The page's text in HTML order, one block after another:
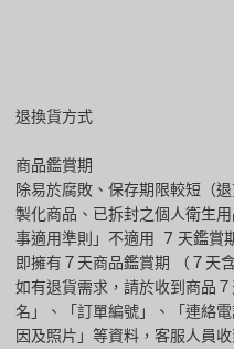
退換貨方式
商品鑑賞期
除易於腐敗、保存期限較短（
製化商品、已拆封之個人衛生
事適用準則」不適用 7 天鑑賞
即擁有７天商品鑑賞期 （７天
如有退貨需求，請於收到商品
名」、「訂單編號」、「連絡
因及照片」等資料，客服人員